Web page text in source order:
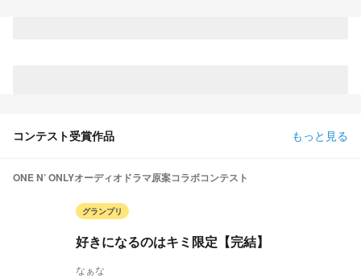
コンテスト受賞作品 もっと見る
ONE N’ ONLYオーディオドラマ原案コラボコンテスト
グランプリ
好きになるのはキミ限定【完結】
なぁな